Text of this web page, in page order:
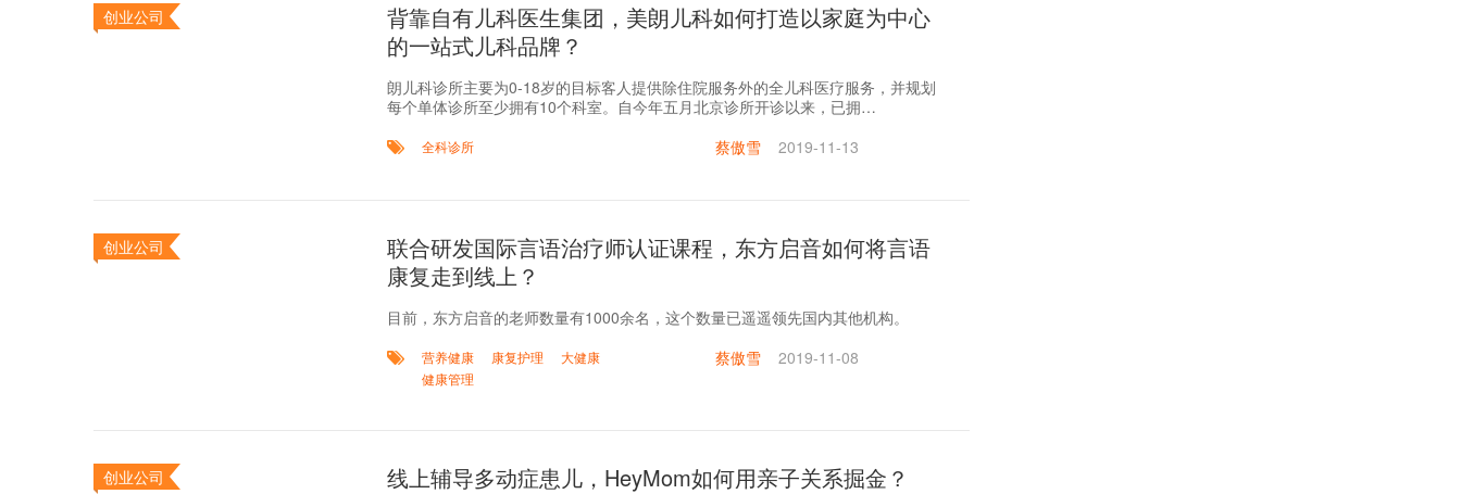
创业公司
背靠自有儿科医生集团，美朗儿科如何打造以家庭为中心
的一站式儿科品牌？
朗儿科诊所主要为0-18岁的目标客人提供除住院服务外的全儿科医疗服务，并规划
每个单体诊所至少拥有10个科室。自今年五月北京诊所开诊以来，已拥…
全科诊所 蔡傲雪 2019-11-13
创业公司
联合研发国际言语治疗师认证课程，东方启音如何将言语
康复走到线上？
目前，东方启音的老师数量有1000余名，这个数量已遥遥领先国内其他机构。
营养健康 康复护理
大健康
健康管理
蔡傲雪 2019-11-08
创业公司 线上辅导多动症患儿，HeyMom如何用亲子关系掘金？